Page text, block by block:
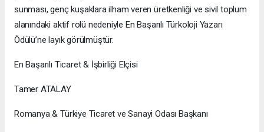
sunması, genç kuşaklara ilham veren üretkenliği ve sivil toplum
alanındaki aktif rolü nedeniyle En Başarılı Türkoloji Yazarı
Ödülü’ne layık görülmüştür.
En Başarılı Ticaret & İşbirliği Elçisi
Tamer ATALAY
Romanya & Türkiye Ticaret ve Sanayi Odası Başkanı